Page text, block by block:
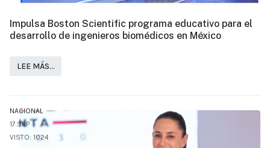
Impulsa Boston Scientific programa educativo para el
desarrollo de ingenieros biomédicos en México
LEE MÁS…
NACIONAL
17.SEP
VISTO: 1024